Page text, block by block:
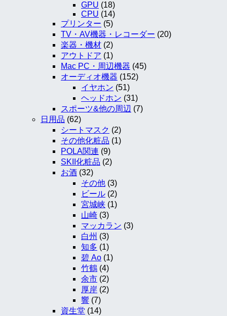
GPU (18)
CPU (14)
プリンター (5)
TV・AV機器・レコーダー (20)
楽器・機材 (2)
アウトドア (1)
Mac PC・周辺機器 (45)
オーディオ機器 (152)
イヤホン (51)
ヘッドホン (31)
スポーツ&他の周辺 (7)
日用品 (62)
シートマスク (2)
その他化粧品 (1)
POLA関連 (9)
SKII化粧品 (2)
お酒 (32)
その他 (3)
ビール (2)
宮城峡 (1)
山崎 (3)
マッカラン (3)
白州 (3)
知多 (1)
碧 Ao (1)
竹鶴 (4)
余市 (2)
厚岸 (2)
響 (7)
資生堂 (14)